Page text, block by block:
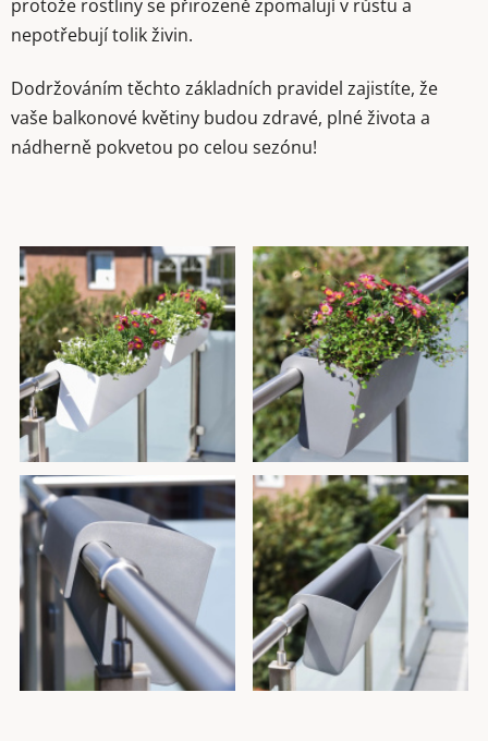
protože rostliny se přirozeně zpomalují v růstu a
nepotřebují tolik živin.
Dodržováním těchto základních pravidel zajistíte, že
vaše balkonové květiny budou zdravé, plné života a
nádherně pokvetou po celou sezónu!